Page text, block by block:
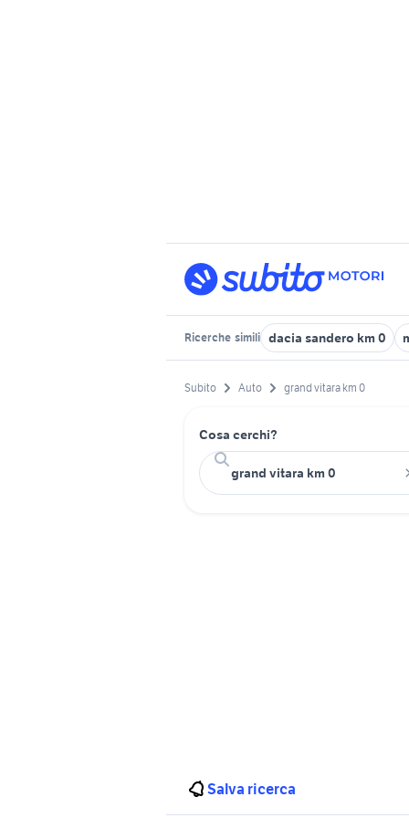
Ricerche simili dacia sandero km 0
Subito Auto grand vitara km 0
Cosa cerchi?
Salva ricerca